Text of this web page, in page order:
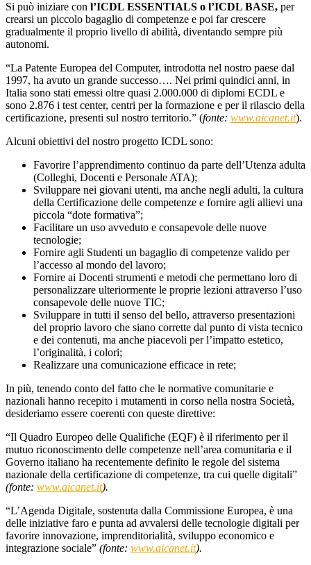
Si può iniziare con l’ICDL ESSENTIALS o l’ICDL BASE, per
crearsi un piccolo bagaglio di competenze e poi far crescere
gradualmente il proprio livello di abilità, diventando sempre più
autonomi.
“La Patente Europea del Computer, introdotta nel nostro paese dal
1997, ha avuto un grande successo…. Nei primi quindici anni, in
Italia sono stati emessi oltre quasi 2.000.000 di diplomi ECDL e
sono 2.876 i test center, centri per la formazione e per il rilascio della
certificazione, presenti sul nostro territorio.” (fonte: www.aicanet.it).
Alcuni obiettivi del nostro progetto ICDL sono:
Favorire l’apprendimento continuo da parte dell’Utenza adulta
(Colleghi, Docenti e Personale ATA);
Sviluppare nei giovani utenti, ma anche negli adulti, la cultura
della Certificazione delle competenze e fornire agli allievi una
piccola “dote formativa”;
Facilitare un uso avveduto e consapevole delle nuove
tecnologie;
Fornire agli Studenti un bagaglio di competenze valido per
l’accesso al mondo del lavoro;
Fornire ai Docenti strumenti e metodi che permettano loro di
personalizzare ulteriormente le proprie lezioni attraverso l’uso
consapevole delle nuove TIC;
Sviluppare in tutti il senso del bello, attraverso presentazioni
del proprio lavoro che siano corrette dal punto di vista tecnico
e dei contenuti, ma anche piacevoli per l’impatto estetico,
l’originalità, i colori;
Realizzare una comunicazione efficace in rete;
In più, tenendo conto del fatto che le normative comunitarie e
nazionali hanno recepito i mutamenti in corso nella nostra Società,
desideriamo essere coerenti con queste direttive:
“Il Quadro Europeo delle Qualifiche (EQF) è il riferimento per il
mutuo riconoscimento delle competenze nell’area comunitaria e il
Governo italiano ha recentemente definito le regole del sistema
nazionale della certificazione di competenze, tra cui quelle digitali”
(fonte: www.aicanet.it).
“L’Agenda Digitale, sostenuta dalla Commissione Europea, è una
delle iniziative faro e punta ad avvalersi delle tecnologie digitali per
favorire innovazione, imprenditorialità, sviluppo economico e
integrazione sociale” (fonte: www.aicanet.it).